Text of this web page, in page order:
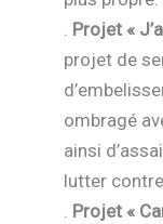
. Projet «
projet de
ombragé
ainsi
lutter
. Projet «